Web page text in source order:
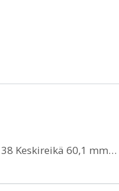
Keskireikä 60,1 mm…